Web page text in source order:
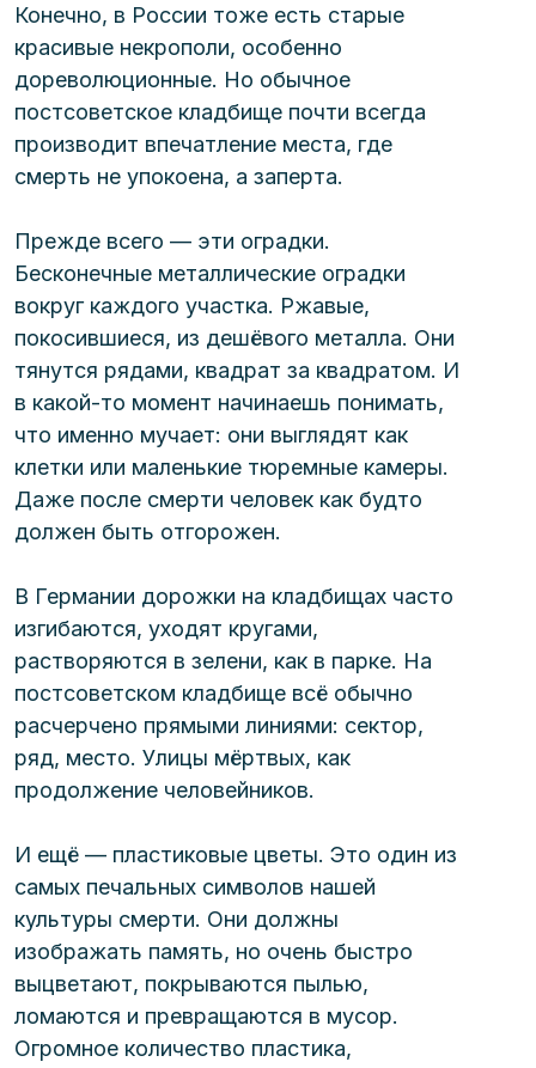
Конечно, в России тоже есть старые
красивые некрополи, особенно
дореволюционные. Но обычное
постсоветское кладбище почти всегда
производит впечатление места, где
смерть не упокоена, а заперта.
Прежде всего — эти оградки.
Бесконечные металлические оградки
вокруг каждого участка. Ржавые,
покосившиеся, из дешёвого металла. Они
тянутся рядами, квадрат за квадратом. И
в какой-то момент начинаешь понимать,
что именно мучает: они выглядят как
клетки или маленькие тюремные камеры.
Даже после смерти человек как будто
должен быть отгорожен.
В Германии дорожки на кладбищах часто
изгибаются, уходят кругами,
растворяются в зелени, как в парке. На
постсоветском кладбище всё обычно
расчерчено прямыми линиями: сектор,
ряд, место. Улицы мёртвых, как
продолжение человейников.
И ещё — пластиковые цветы. Это один из
самых печальных символов нашей
культуры смерти. Они должны
изображать память, но очень быстро
выцветают, покрываются пылью,
ломаются и превращаются в мусор.
Огромное количество пластика,